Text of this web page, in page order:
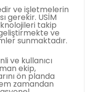
ve işletmelerin
gerekir. USİM
takip
ve
sunmaktadır.
ve kullanıcı
ekip,
ön planda
zamandan